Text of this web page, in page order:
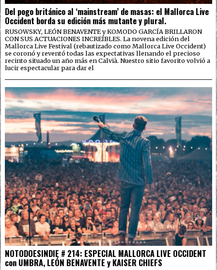
Del pogo británico al ‘mainstream’ de masas: el Mallorca Live
Occident borda su edición más mutante y plural.
RUSOWSKY, LEÓN BENAVENTE y KOMODO GARCÍA BRILLARON
CON SUS ACTUACIONES INCREÍBLES. La novena edición del
Mallorca Live Festival (rebautizado como Mallorca Live Occident)
se coronó y reventó todas las expectativas llenando el precioso
recinto situado un año más en Calvià. Nuestro sitio favorito volvió a
lucir espectacular para dar el
NOTODOESINDIE # 214: ESPECIAL MALLORCA LIVE OCCIDENT
con UMBRA, LEÓN BENAVENTE y KAISER CHIEFS